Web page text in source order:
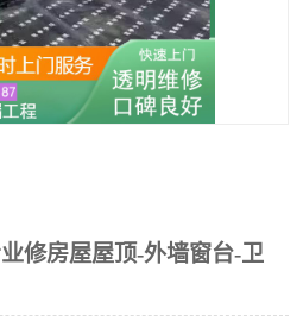
修房屋屋顶-外墙窗台-卫